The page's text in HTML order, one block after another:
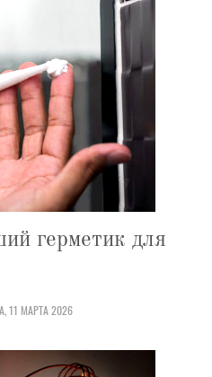
герметик для
11 МАРТА 2026